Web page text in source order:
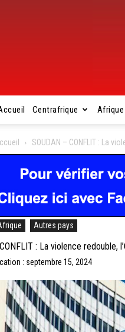
Centrafrique Afrique
SOUDAN – CONFLIT : La
Autres pays
: La violence redouble,
: septembre 15, 2024